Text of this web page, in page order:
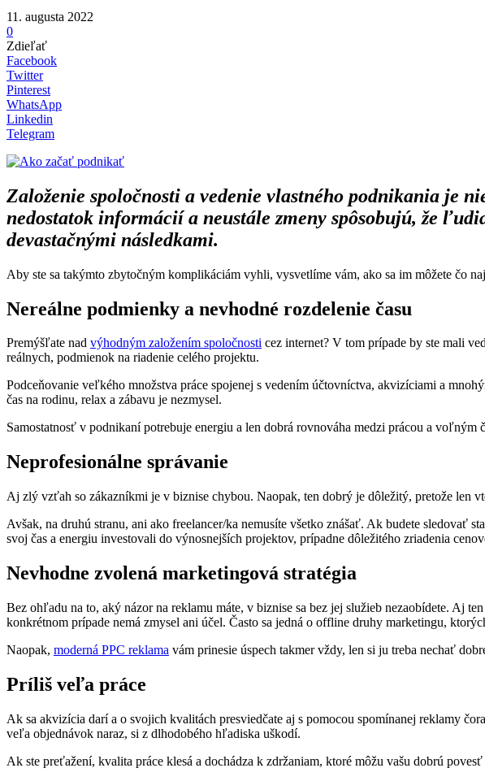
11. augusta 2022
0
Zdieľať
Facebook
Twitter
Pinterest
WhatsApp
Linkedin
Telegram
Založenie spoločnosti a vedenie vlastného podnikania je
nedostatok informácií a neustále zmeny spôsobujú, že
devastačnými následkami.
Aby ste sa takýmto zbytočným komplikáciám vyhli, vysvetlíme vám, ako sa im môžete čo
Nereálne podmienky a nevhodné rozdelenie času
Premýšľate nad výhodným založením spoločnosti cez internet? V tom prípade by ste mali
reálnych, podmienok na riadenie celého projektu.
Podceňovanie veľkého množstva práce spojenej s vedením účtovníctva, akvizíciami a
čas na rodinu, relax a zábavu je nezmysel.
Samostatnosť v podnikaní potrebuje energiu a len dobrá rovnováha medzi prácou a voľným
Neprofesionálne správanie
Aj zlý vzťah so zákazníkmi je v biznise chybou. Naopak, ten dobrý je dôležitý, pretože len
Avšak, na druhú stranu, ani ako freelancer/ka nemusíte všetko znášať. Ak budete sledovať
svoj čas a energiu investovali do výnosnejších projektov, prípadne dôležitého zriadenia
Nevhodne zvolená marketingová stratégia
Bez ohľadu na to, aký názor na reklamu máte, v biznise sa bez jej služieb nezaobídete. Aj
konkrétnom prípade nemá zmysel ani účel. Často sa jedná o offline druhy marketingu,
Naopak, moderná PPC reklama vám prinesie úspech takmer vždy, len si ju treba nechať
Príliš veľa práce
Ak sa akvizícia darí a o svojich kvalitách presviedčate aj s pomocou spomínanej reklamy
veľa objednávok naraz, si z dlhodobého hľadiska uškodí.
Ak ste preťažení, kvalita práce klesá a dochádza k zdržaniam, ktoré môžu vašu dobrú